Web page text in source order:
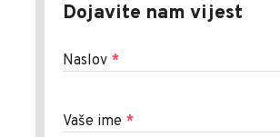
Dojavite nam vijest
Naslov *
Vaše ime *